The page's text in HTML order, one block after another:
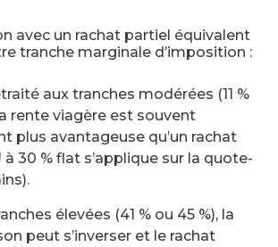
avec un rachat partiel équivalent
tranche marginale d’imposition :
aux tranches modérées (11 %
rente viagère est souvent
plus avantageuse qu’un rachat
à 30 % flat s’applique sur la quote-
élevées (41 % ou 45 %), la
peut s’inverser et le rachat